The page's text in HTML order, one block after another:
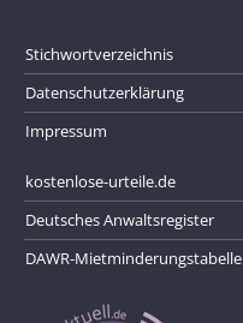
Stichwortverzeichnis
Datenschutzerklärung
Impressum
kostenlose-urteile.de
Deutsches Anwaltsregister
DAWR-Mietminderungstabelle